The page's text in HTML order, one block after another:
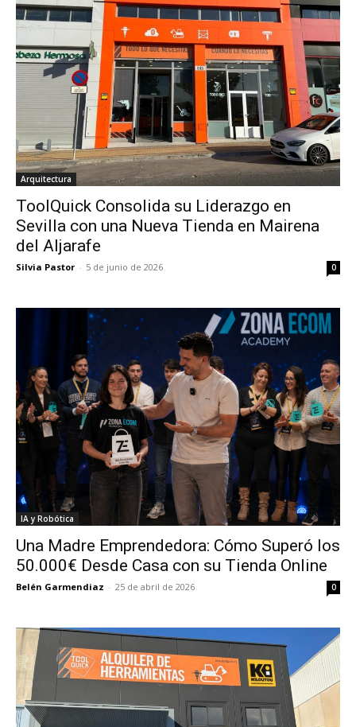
Arquitectura
ToolQuick Consolida su Liderazgo en
Sevilla con una Nueva Tienda en Mairena
del Aljarafe
Silvia Pastor - 5 de junio de 2026 0
IA y Robótica
Una Madre Emprendedora: Cómo Superó los
50.000€ Desde Casa con su Tienda Online
Belén Garmendiaz - 25 de abril de 2026 0